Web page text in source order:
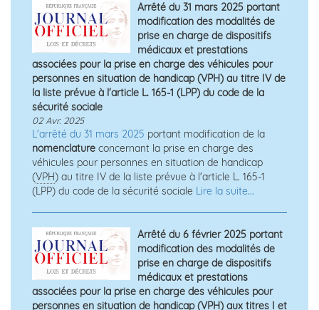
Arrêté du 31 mars 2025 portant
modification des modalités de
prise en charge de dispositifs
médicaux et prestations
associées pour la prise en charge des véhicules pour
personnes en situation de handicap (VPH) au titre IV de
la liste prévue à l'article L. 165-1 (LPP) du code de la
sécurité sociale
02 Avr. 2025
L'arrêté du 31 mars 2025 portant modification de la
nomenclature concernant la prise en charge des
véhicules pour personnes en situation de handicap
(VPH) au titre IV de la liste prévue à l'article L. 165-1
(LPP) du code de la sécurité sociale Lire la suite...
Arrêté du 6 février 2025 portant
modification des modalités de
prise en charge de dispositifs
médicaux et prestations
associées pour la prise en charge des véhicules pour
personnes en situation de handicap (VPH) aux titres I et